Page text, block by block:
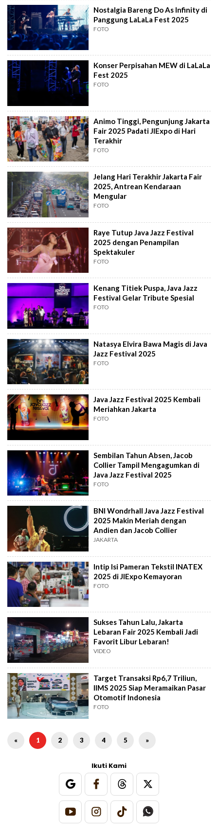
Nostalgia Bareng Do As Infinity di
Panggung LaLaLa Fest 2025
FOTO
Konser Perpisahan MEW di LaLaLa
Fest 2025
FOTO
Animo Tinggi, Pengunjung Jakarta
Fair 2025 Padati JIExpo di Hari
Terakhir
FOTO
Jelang Hari Terakhir Jakarta Fair
2025, Antrean Kendaraan
Mengular
FOTO
Raye Tutup Java Jazz Festival
2025 dengan Penampilan
Spektakuler
FOTO
Kenang Titiek Puspa, Java Jazz
Festival Gelar Tribute Spesial
FOTO
Natasya Elvira Bawa Magis di Java
Jazz Festival 2025
FOTO
Java Jazz Festival 2025 Kembali
Meriahkan Jakarta
FOTO
Sembilan Tahun Absen, Jacob
Collier Tampil Mengagumkan di
Java Jazz Festival 2025
FOTO
BNI Wondrhall Java Jazz Festival
2025 Makin Meriah dengan
Andien dan Jacob Collier
JAKARTA
Intip Isi Pameran Tekstil INATEX
2025 di JIExpo Kemayoran
FOTO
Sukses Tahun Lalu, Jakarta
Lebaran Fair 2025 Kembali Jadi
Favorit Libur Lebaran!
VIDEO
Target Transaksi Rp6,7 Triliun,
IIMS 2025 Siap Meramaikan Pasar
Otomotif Indonesia
FOTO
« 1 2 3 4 5 »
Ikuti Kami